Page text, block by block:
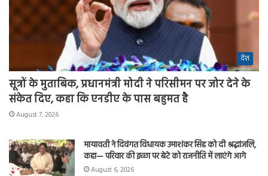
देश
सूत्रों के मुताबिक, प्रधानमंत्री मोदी ने परिसीमन पर जोर देने के
संकेत दिए, कहा कि एनडीए के पास बहुमत है
August 7, 2026
मायावती ने दिवंगत विधायक उमाशंकर सिंह को दी श्रद्धांजलि,
कहा— परिवार की इच्छा पर बेटे को राजनीति में लाएंगे आगे
August 6, 2026